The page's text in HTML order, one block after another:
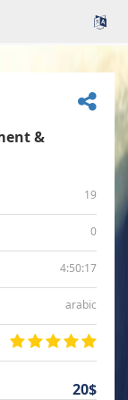
&
19
0
4:50:17
arabic
20$